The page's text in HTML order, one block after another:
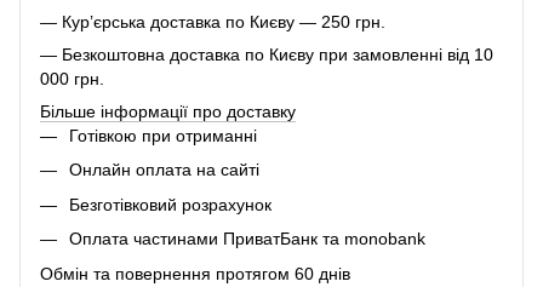
— Кур’єрська доставка по Києву — 250 грн.
— Безкоштовна доставка по Києву при замовленні від 10
000 грн.
Більше інформації про доставку
Готівкою при отриманні
Онлайн оплата на сайті
Безготівковий розрахунок
Оплата частинами ПриватБанк та monobank
Обмін та повернення протягом 60 днів